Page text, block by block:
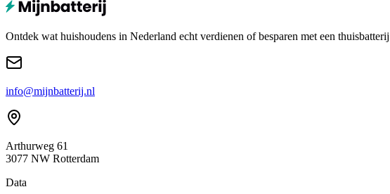
Ontdek wat huishoudens in Nederland echt verdienen of besparen met een
info@mijnbatterij.nl
Arthurweg 61
3077 NW Rotterdam
Data